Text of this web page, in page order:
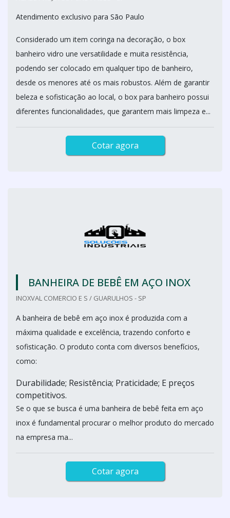
Atendimento exclusivo para São Paulo
Considerado um item coringa na decoração, o box
banheiro vidro une versatilidade e muita resistência,
podendo ser colocado em qualquer tipo de banheiro,
desde os menores até os mais robustos. Além de garantir
beleza e sofisticação ao local, o box para banheiro possui
diferentes funcionalidades, que garantem mais limpeza e...
Cotar agora
BANHEIRA DE BEBÊ EM AÇO INOX
INOXVAL COMERCIO E S / GUARULHOS - SP
A banheira de bebê em aço inox é produzida com a
máxima qualidade e excelência, trazendo conforto e
sofisticação. O produto conta com diversos benefícios,
como:
Durabilidade; Resistência; Praticidade; E preços
competitivos.
Se o que se busca é uma banheira de bebê feita em aço
inox é fundamental procurar o melhor produto do mercado
na empresa ma...
Cotar agora